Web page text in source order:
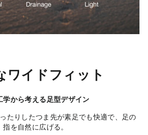
ワイドフィット
学から考える足型デザイン
たりしたつま先が素足でも快適で、足の
指を自然に広げる。